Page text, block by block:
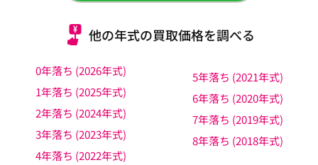
他の年式の買取価格を調べる
0年落ち (2026年式)
1年落ち (2025年式)
2年落ち (2024年式)
3年落ち (2023年式)
4年落ち (2022年式)
5年落ち (2021年式)
6年落ち (2020年式)
7年落ち (2019年式)
8年落ち (2018年式)